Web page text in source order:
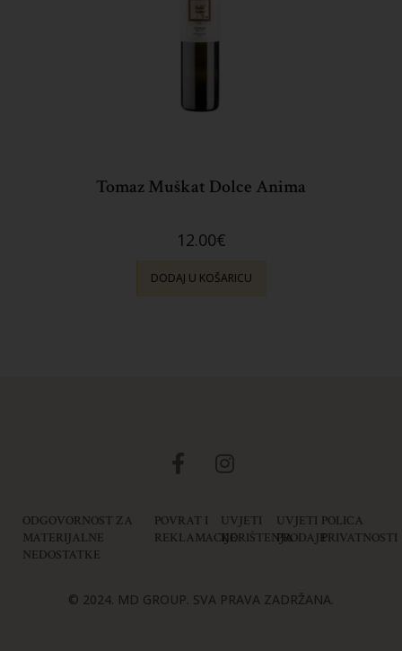
Tomaz Muškat Dolce Anima
12.00€
DODAJ U KOŠARICU
ODGOVORNOST ZA
MATERIJALNE
NEDOSTATKE
POVRAT I
REKLAMACIJE
UVJETI
KORIŠTENJA
UVJETI
PRODAJE
POLICA
PRIVATNOSTI
© 2024. MD GROUP. SVA PRAVA ZADRŽANA.